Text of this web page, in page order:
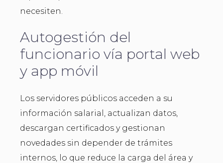
necesiten.
Autogestión del
funcionario vía portal web
y app móvil
Los servidores públicos acceden a su
información salarial, actualizan datos,
descargan certificados y gestionan
novedades sin depender de trámites
internos, lo que reduce la carga del área y